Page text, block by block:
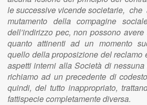
le successive vicende societarie, che
mutamento della compagine
dell’indirizzo pec, non possono
quanto attinenti ad un momento
quello della proposizione del reclamo
aspetti interni alla Società di
richiamo ad un precedente di
quindi, del tutto inappropriato,
fattispecie completamente diversa.